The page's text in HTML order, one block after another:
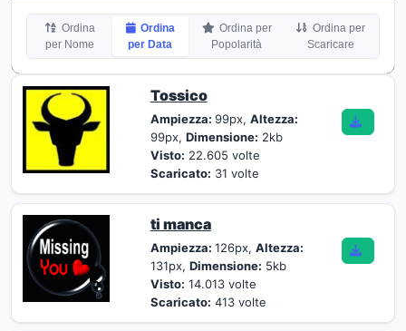
Ordina
per Nome
Ordina
per Data
Ordina per
Popolarità
Ordina per
Scaricare
Tossico
Ampiezza: 99px, Altezza:
99px, Dimensione: 2kb
Visto: 22.605 volte
Scaricato: 31 volte
ti manca
Ampiezza: 126px, Altezza:
131px, Dimensione: 5kb
Visto: 14.013 volte
Scaricato: 413 volte